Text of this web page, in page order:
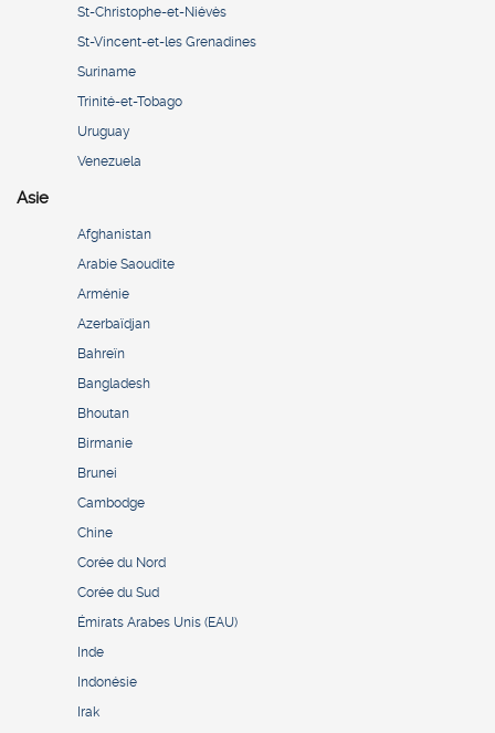
St-Christophe-et-Niévès
St-Vincent-et-les Grenadines
Suriname
Trinité-et-Tobago
Uruguay
Venezuela
Asie
Afghanistan
Arabie Saoudite
Arménie
Azerbaïdjan
Bahreïn
Bangladesh
Bhoutan
Birmanie
Brunei
Cambodge
Chine
Corée du Nord
Corée du Sud
Émirats Arabes Unis (EAU)
Inde
Indonésie
Irak